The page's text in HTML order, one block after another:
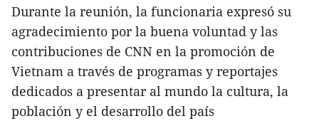
Durante la reunión, la funcionaria expresó su
agradecimiento por la buena voluntad y las
contribuciones de CNN en la promoción de
Vietnam a través de programas y reportajes
dedicados a presentar al mundo la cultura, la
población y el desarrollo del país